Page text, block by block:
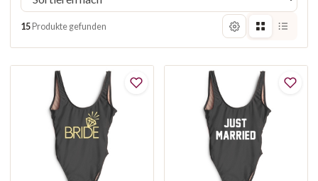
15 Produkte gefunden